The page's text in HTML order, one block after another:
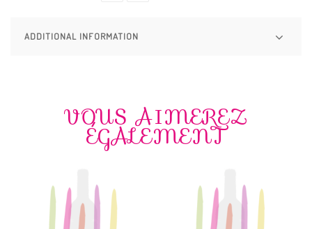
ADDITIONAL INFORMATION
VOUS AIMEREZ
ÉGALEMENT